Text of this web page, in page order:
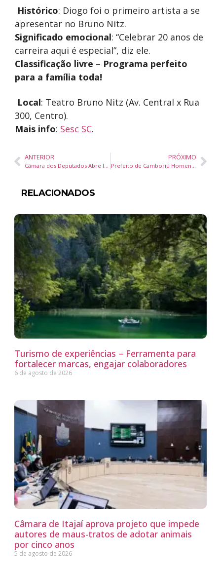
Histórico: Diogo foi o primeiro artista a se
apresentar no Bruno Nitz.
Significado emocional: “Celebrar 20 anos de
carreira aqui é especial”, diz ele.
Classificação livre – Programa perfeito
para a família toda!
Local: Teatro Bruno Nitz (Av. Central x Rua
300, Centro).
Mais info: Sesc SC.
ANTERIOR
Câmara dos Deputados Abre Inscrições para Estágio-Visita 2025 as Inscrições Começam na Terça (29/04)!
PRÓXIMO
Prefeito de Camboriú Homenageia Ex-Secretário de Saúde e Anuncia Novo Titular para a Pasta
RELACIONADOS
Turismo de experiências – Ferramenta para
fortalecer marcas, engajar colaboradores
6 de agosto de 2026
Câmara de Itajaí aprova projeto que impede
autores de maus-tratos de adotar animais
por cinco anos
5 de agosto de 2026